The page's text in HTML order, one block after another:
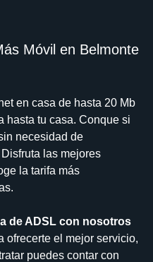
Móvil en Belmonte
en casa de hasta 20 Mb
hasta tu casa. Conque si
necesidad de
las mejores
la tarifa más
de ADSL con nosotros
ofrecerte el mejor servicio,
puedes contar con